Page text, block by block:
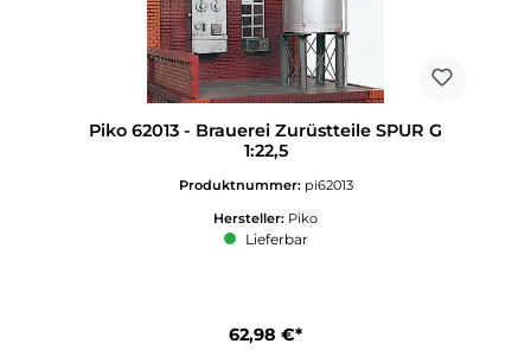
Piko 62013 - Brauerei Zurüstteile SPUR G
1:22,5
Produktnummer: pi62013
Hersteller: Piko
Lieferbar
62,98 €*